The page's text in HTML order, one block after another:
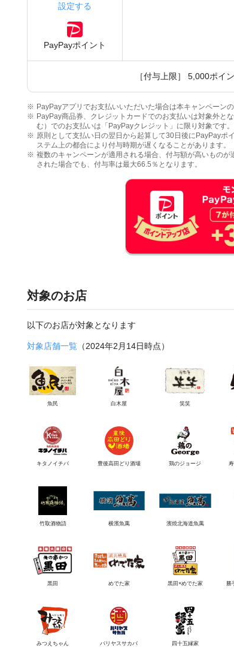
設定する
PayPayポイント
［付与上限］ 5,000ポイ
PayPayアプリでお支払いいただいた場合は本キャンペーンの
PayPay商品券、クレジットカードでのお支払いは対象外と
む）でのお支払いは「PayPayクレジット」に限り対象です。
原則として支払い日の翌日から起算して30日後にPayPayポ
ステム上の都合により付与時期が遅くなることがあります。
複数のキャンペーンが適用される場合、付与額が高いもの
された場合でも、付与率は最大66.5％となります。
対象のお店
以下のお店が対象となります
対象店舗一覧 （2024年2月14日時点）
魚民 白木屋 笑笑
キタノイチバ 豊後高田どり酒場 鶏のジョージ
竹取酒物語 横濱魚萬 濱焼北海道魚萬
黒田 めでた家 黒田×めでた家 勝
みつえちゃん バリヤスサカバ 四十五縁家